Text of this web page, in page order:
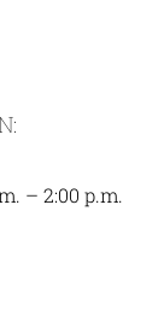
– 2:00 p.m.